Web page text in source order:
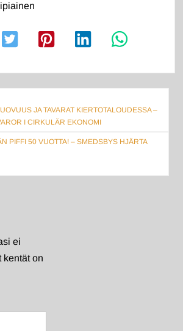
JA TAVARAT KIERTOTALOUDESSA –
I CIRKULÄR EKONOMI
PIFFI 50 VUOTTA! – SMEDSBYS HJÄRTA
ei
kentät on